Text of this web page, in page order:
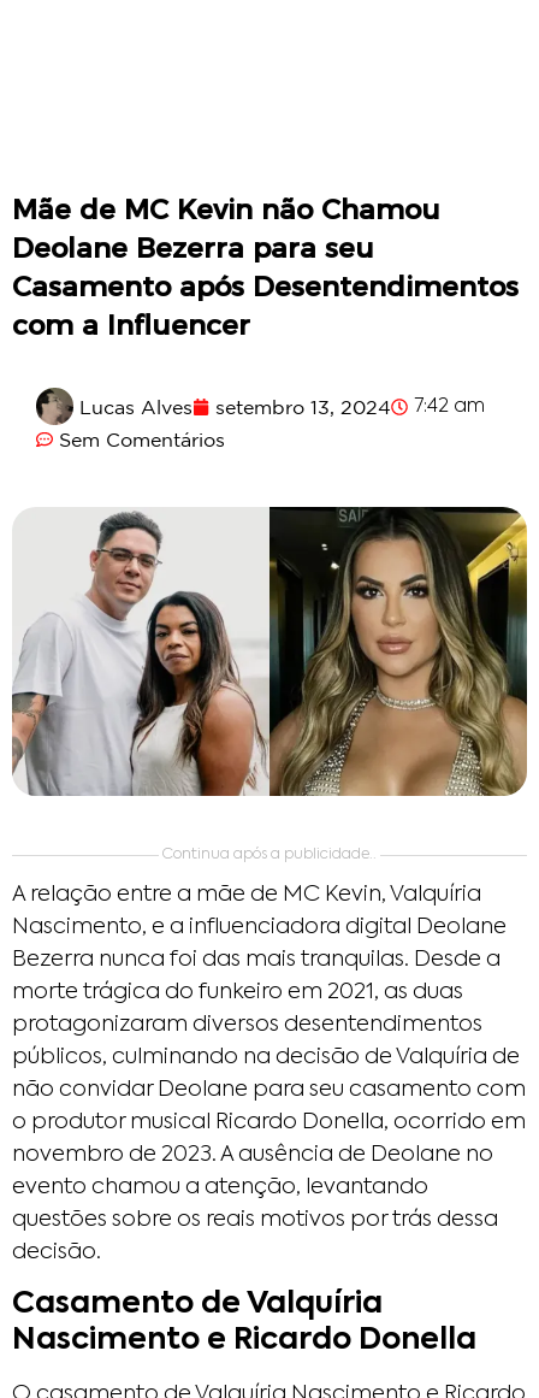
Mãe de MC Kevin não Chamou
Deolane Bezerra para seu
Casamento após Desentendimentos
com a Influencer
Lucas Alves setembro 13, 2024 7:42 am
Sem Comentários
Continua após a publicidade..
A relação entre a mãe de MC Kevin, Valquíria
Nascimento, e a influenciadora digital Deolane
Bezerra nunca foi das mais tranquilas. Desde a
morte trágica do funkeiro em 2021, as duas
protagonizaram diversos desentendimentos
públicos, culminando na decisão de Valquíria de
não convidar Deolane para seu casamento com
o produtor musical Ricardo Donella, ocorrido em
novembro de 2023. A ausência de Deolane no
evento chamou a atenção, levantando
questões sobre os reais motivos por trás dessa
decisão.
Casamento de Valquíria
Nascimento e Ricardo Donella